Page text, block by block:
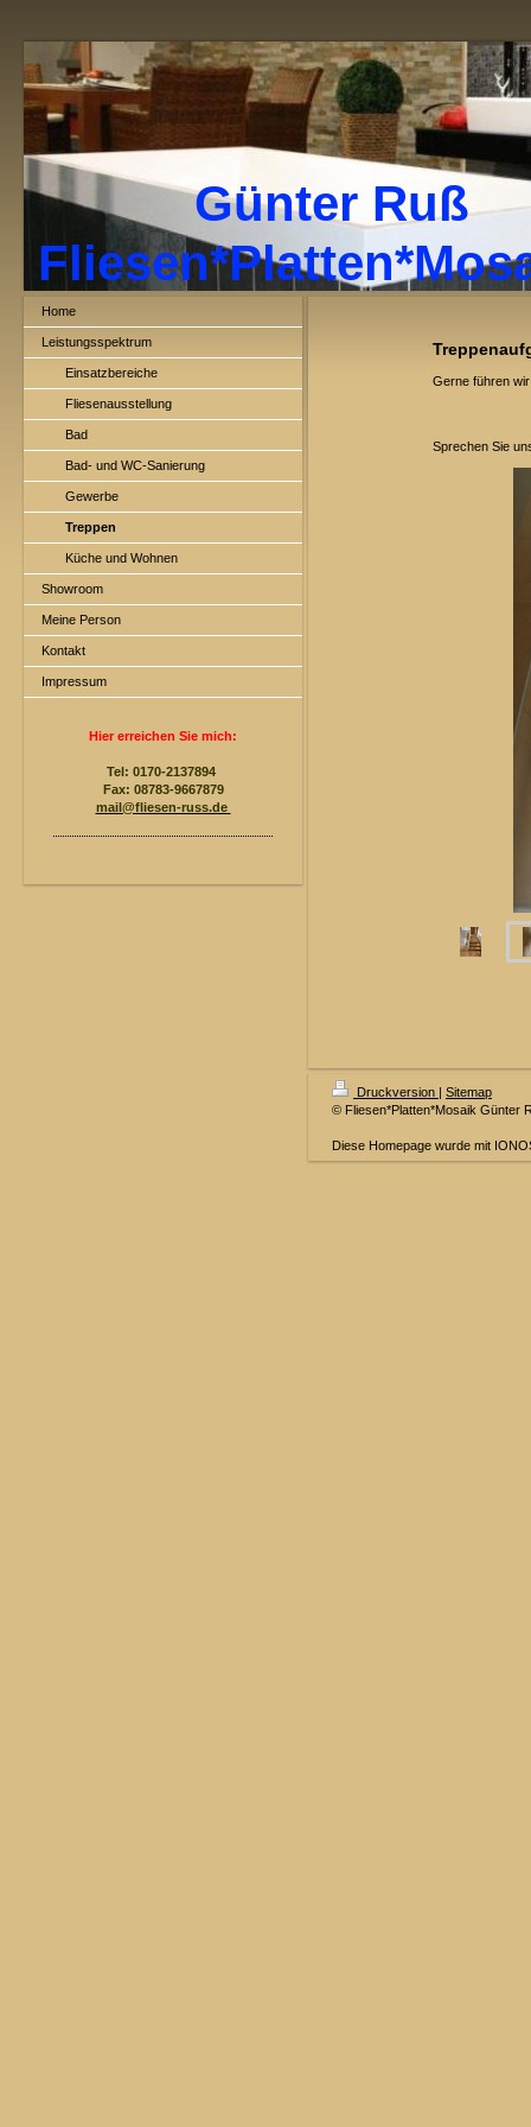
Günter Ruß
Home
Leistungsspektrum
Einsatzbereiche
Fliesenausstellung
Bad
Bad- und WC-Sanierung
Gewerbe
Treppen
Küche und Wohnen
Showroom
Meine Person
Kontakt
Impressum
Hier erreichen Sie mich:
Tel: 0170-2137894
Fax: 08783-9667879
mail@fliesen-russ.de
Gerne führen
Sprechen Sie
Druckversion | Sitemap
© Fliesen*Platten*Mosaik Günter
Diese Homepage wurde mit